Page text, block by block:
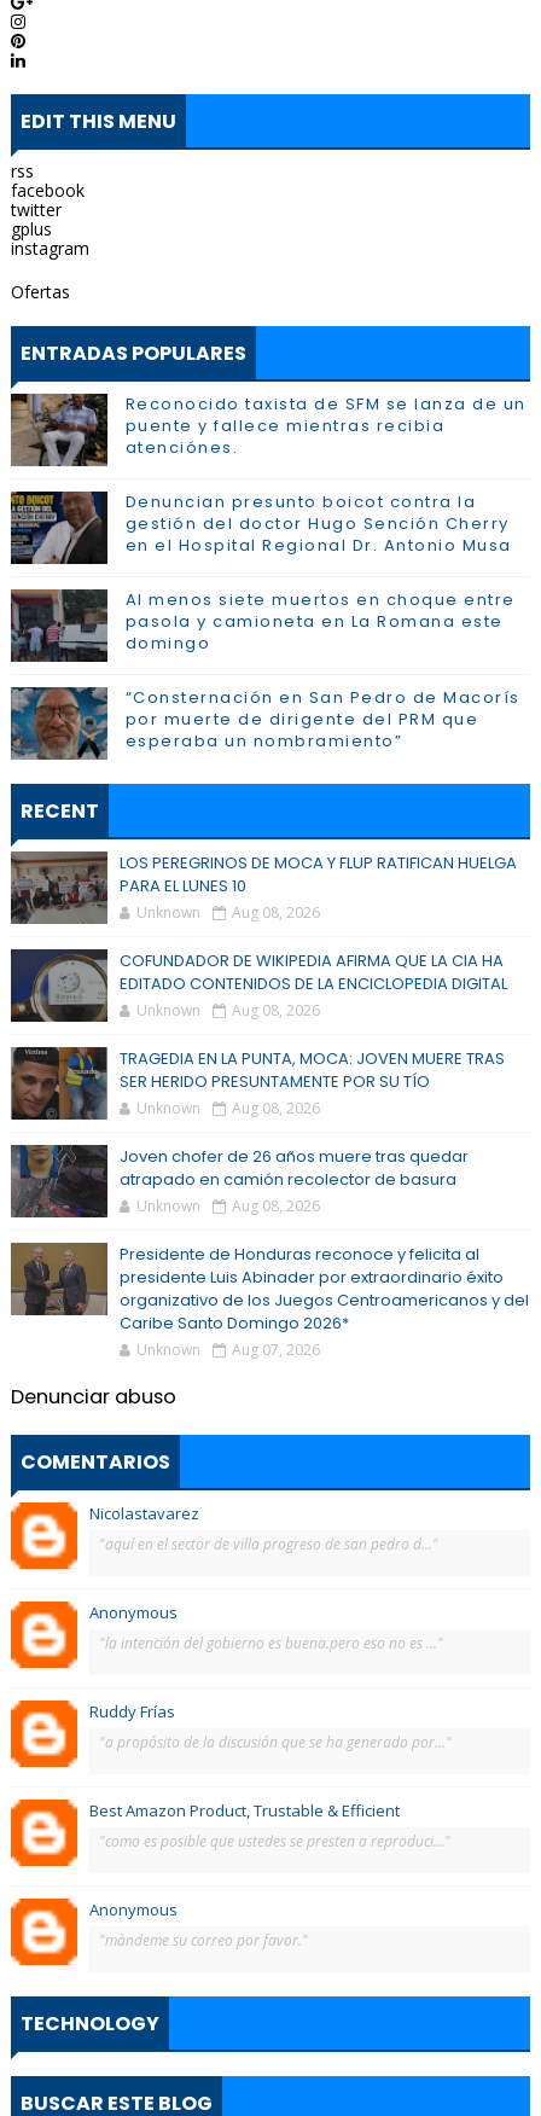
EDIT THIS MENU
rss
facebook
twitter
gplus
instagram
Ofertas
ENTRADAS POPULARES
Reconocido taxista de SFM se lanza de un
puente y fallece mientras recibia
atenciónes.
Denuncian presunto boicot contra la
gestión del doctor Hugo Sención Cherry
en el Hospital Regional Dr. Antonio Musa
Al menos siete muertos en choque entre
pasola y camioneta en La Romana este
domingo
“Consternación en San Pedro de Macorís
por muerte de dirigente del PRM que
esperaba un nombramiento”
RECENT
LOS PEREGRINOS DE MOCA Y FLUP RATIFICAN HUELGA
PARA EL LUNES 10
Unknown Aug 08, 2026
COFUNDADOR DE WIKIPEDIA AFIRMA QUE LA CIA HA
EDITADO CONTENIDOS DE LA ENCICLOPEDIA DIGITAL
Unknown Aug 08, 2026
TRAGEDIA EN LA PUNTA, MOCA: JOVEN MUERE TRAS
SER HERIDO PRESUNTAMENTE POR SU TÍO
Unknown Aug 08, 2026
Joven chofer de 26 años muere tras quedar
atrapado en camión recolector de basura
Unknown Aug 08, 2026
Presidente de Honduras reconoce y felicita al
presidente Luis Abinader por extraordinario éxito
organizativo de los Juegos Centroamericanos y del
Caribe Santo Domingo 2026*
Unknown Aug 07, 2026
Denunciar abuso
COMENTARIOS
Nicolastavarez
"aquí en el sector de villa progreso de san pedro d..."
Anonymous
"la intención del gobierno es buena.pero eso no es ..."
Ruddy Frías
"a propósito de la discusión que se ha generado por..."
Best Amazon Product, Trustable & Efficient
"como es posible que ustedes se presten a reproduci..."
Anonymous
"màndeme su correo por favor."
TECHNOLOGY
BUSCAR ESTE BLOG